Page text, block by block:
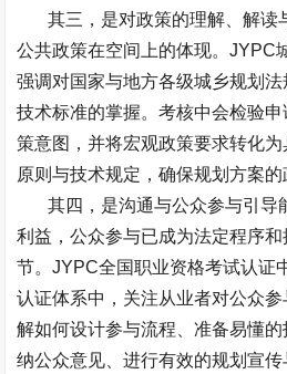
其三，是对政策的理解、解读
公共政策在空间上的体现。JYPC
强调对国家与地方各级城乡规划
技术标准的掌握。考核中会检验
策意图，并将宏观政策要求转化
原则与技术规定，确保规划方案的
其四，是沟通与公众参与引导
利益，公众参与已成为法定程序
节。JYPC全国职业资格考试认证
认证体系中，关注从业者对公众
解如何设计参与流程、准备易懂
纳公众意见、进行有效的规划宣